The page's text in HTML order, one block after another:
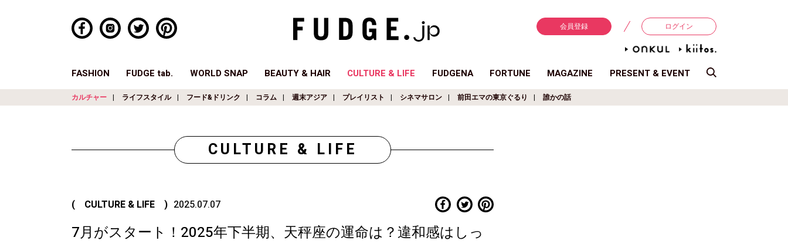
会員登録 ログイン
FASHION FUDGE tab. WORLD SNAP BEAUTY & HAIR CULTURE & LIFE FUDGENA FORTUNE MAGAZINE PRESENT & EVENT
カルチャー ライフスタイル フード&ドリンク コラム 週末アジア プレイリスト シネマサロン 前田エマの東京ぐるり 誰かの話
CULTURE & LIFE
( CULTURE & LIFE ) 2025.07.07
7月がスタート！2025年下半期、天秤座の運命は？違和感はしっ